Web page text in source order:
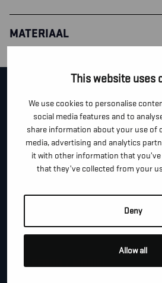
This website uses
We use cookies to personalise
social media features and to
share information about your use of
media, advertising and analytics
it with other information that
that they’ve collected from your
Deny
Allow all
MATERIAAL
Je kan dit formulier gebruiken
vragen, een afspraak te maken
hallo te zeggen.
VOOR- EN ACHTERNAAM *
TELEFOON / MOBIEL